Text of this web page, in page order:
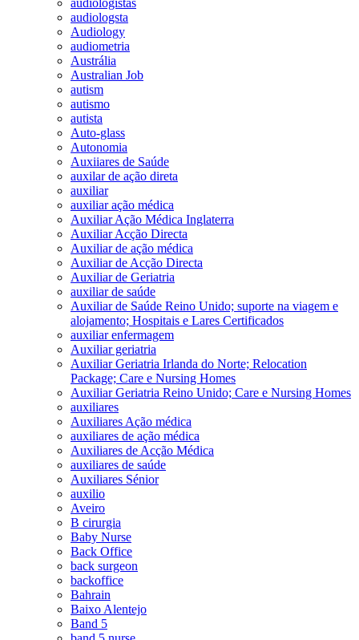
audiologsta
Audiology
audiometria
Austrália
Australian Job
autism
autismo
autista
Auto-glass
Autonomia
Auxiiares de Saúde
auxilar de ação direta
auxiliar
auxiliar ação médica
Auxiliar Ação Médica Inglaterra
Auxiliar Acção Directa
Auxiliar de ação médica
Auxiliar de Acção Directa
Auxiliar de Geriatria
auxiliar de saúde
Auxiliar de Saúde Reino Unido; suporte na viagem e
alojamento; Hospitais e Lares Certificados
auxiliar enfermagem
Auxiliar geriatria
Auxiliar Geriatria Irlanda do Norte; Relocation
Package; Care e Nursing Homes
Auxiliar Geriatria Reino Unido; Care e Nursing Homes
auxiliares
Auxiliares Ação médica
auxiliares de ação médica
Auxiliares de Acção Médica
auxiliares de saúde
Auxiliares Sénior
auxilio
Aveiro
B cirurgia
Baby Nurse
Back Office
back surgeon
backoffice
Bahrain
Baixo Alentejo
Band 5